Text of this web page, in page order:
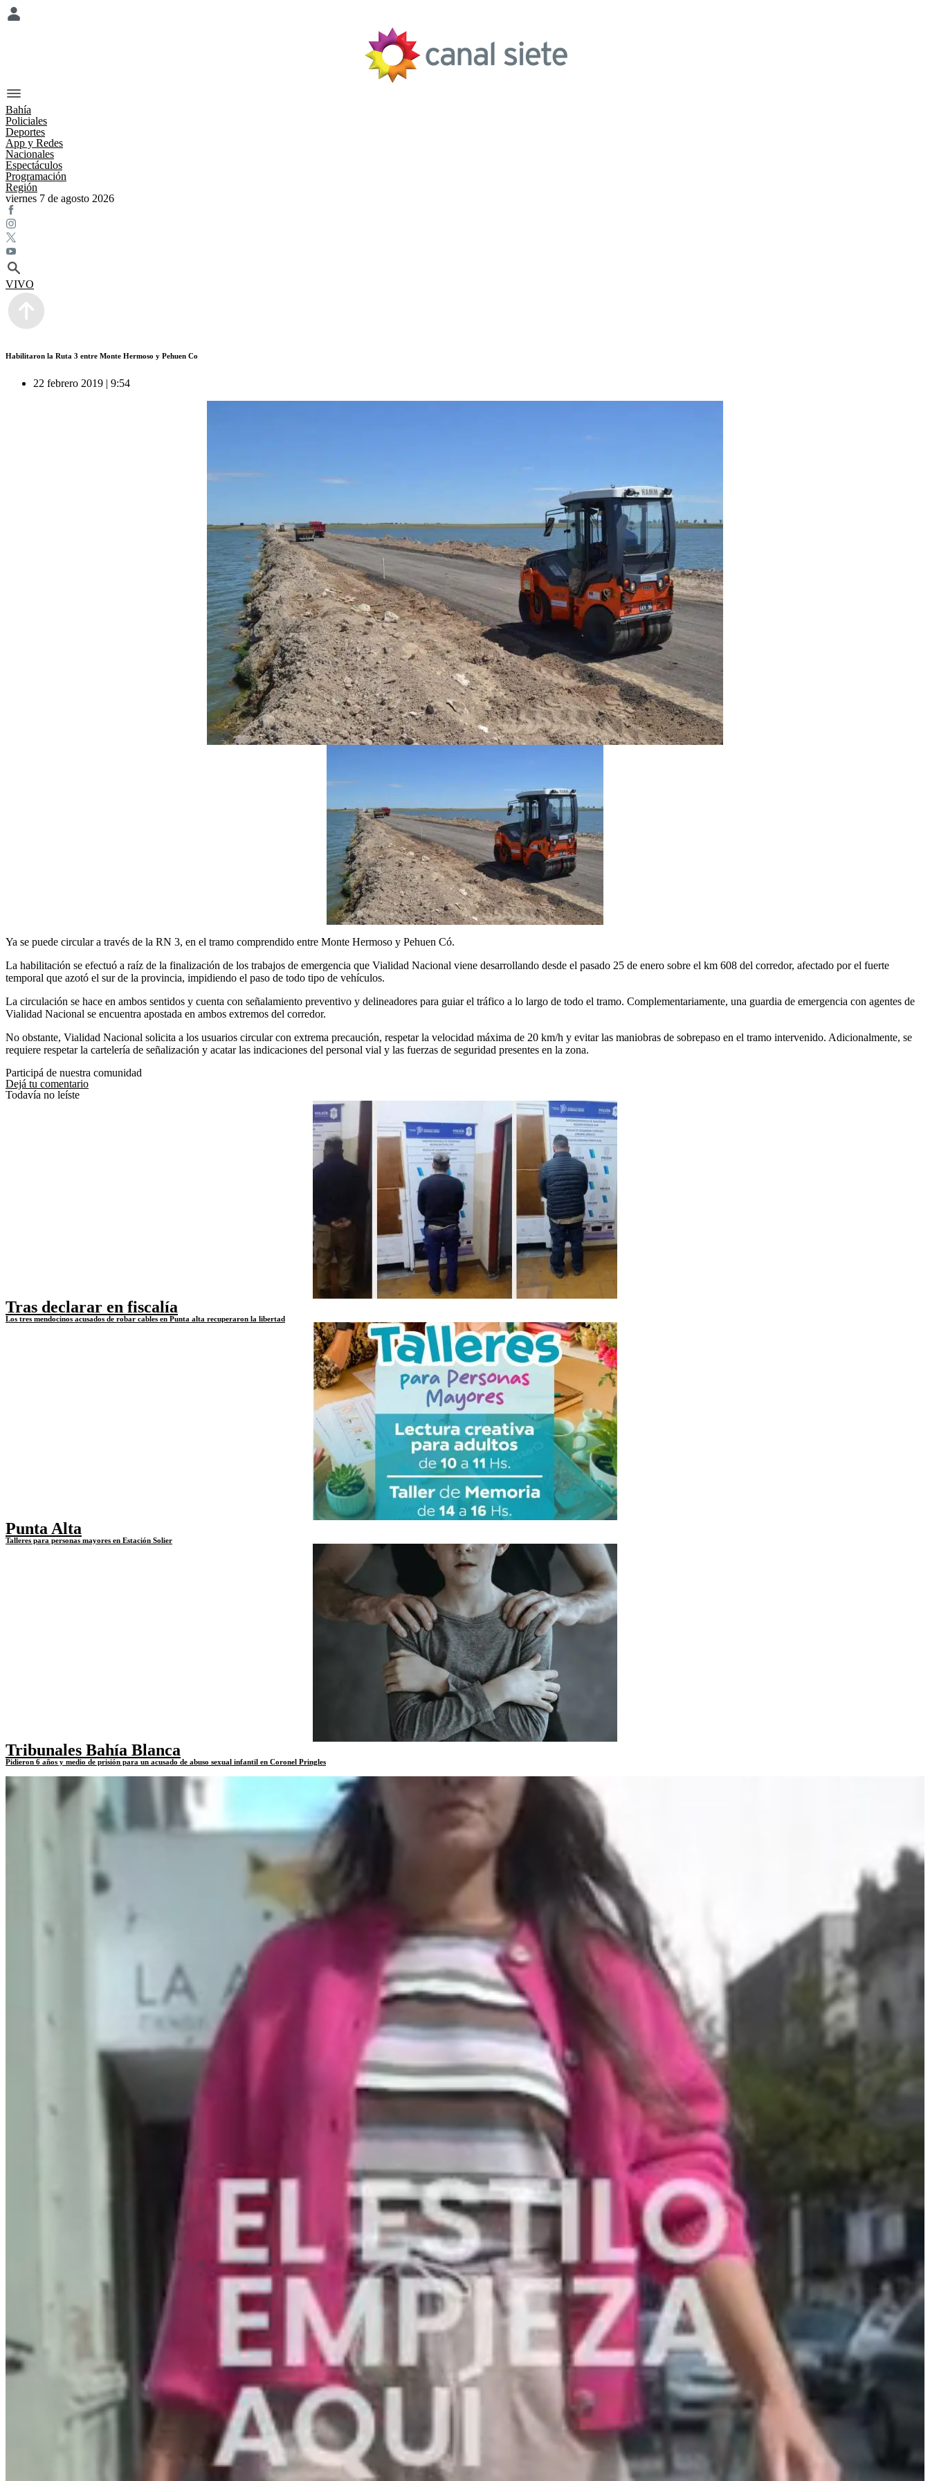
Bahía
Policiales
Deportes
App y Redes
Nacionales
Espectáculos
Programación
Región
viernes 7 de agosto 2026
VIVO
Habilitaron la Ruta 3 entre Monte Hermoso y Pehuen Co
22 febrero 2019 | 9:54
Ya se puede circular a través de la RN 3, en el tramo comprendido entre Monte Hermoso y Pehuen Có.
La habilitación se efectuó a raíz de la finalización de los trabajos de emergencia que Vialidad Nacional viene desarrollando desde el pasado 25 de enero sobre el km 608 del corredor, afectado por el fuerte
temporal que azotó el sur de la provincia, impidiendo el paso de todo tipo de vehículos.
La circulación se hace en ambos sentidos y cuenta con señalamiento preventivo y delineadores para guiar el tráfico a lo largo de todo el tramo. Complementariamente, una guardia de emergencia con agentes de
Vialidad Nacional se encuentra apostada en ambos extremos del corredor.
No obstante, Vialidad Nacional solicita a los usuarios circular con extrema precaución, respetar la velocidad máxima de 20 km/h y evitar las maniobras de sobrepaso en el tramo intervenido. Adicionalmente, se
requiere respetar la cartelería de señalización y acatar las indicaciones del personal vial y las fuerzas de seguridad presentes en la zona.
Participá de nuestra comunidad
Dejá tu comentario
Todavía no leíste
Tras declarar en fiscalía
Los tres mendocinos acusados de robar cables en Punta alta recuperaron la libertad
Punta Alta
Talleres para personas mayores en Estación Solier
Tribunales Bahía Blanca
Pidieron 6 años y medio de prisión para un acusado de abuso sexual infantil en Coronel Pringles